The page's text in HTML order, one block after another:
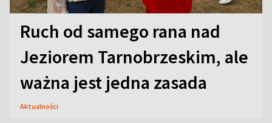
Ruch od samego rana nad
Jeziorem Tarnobrzeskim, ale
ważna jest jedna zasada
Aktualności